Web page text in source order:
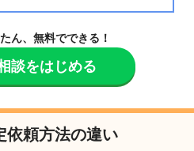
ん、無料でできる！
談をはじめる
依頼方法の違い